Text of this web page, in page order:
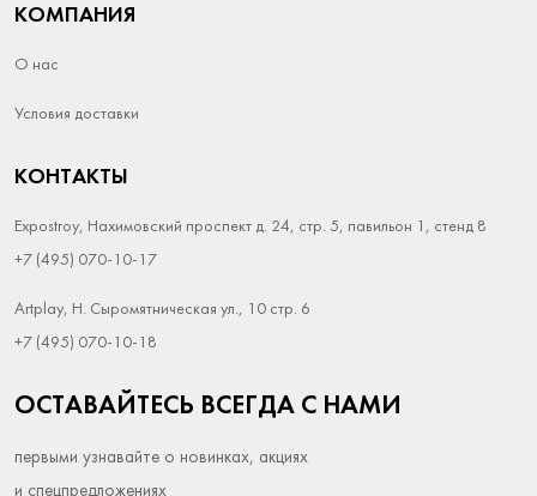
КОМПАНИЯ
О нас
Условия доставки
КОНТАКТЫ
Expostroy, Нахимовский проспект д. 24, стр. 5, павильон 1, стенд 8
+7 (495) 070-10-17
Artplay, Н. Сыромятническая ул., 10 стр. 6
+7 (495) 070-10-18
ОСТАВАЙТЕСЬ ВСЕГДА С НАМИ
первыми узнавайте о новинках, акциях
и спецпредложениях